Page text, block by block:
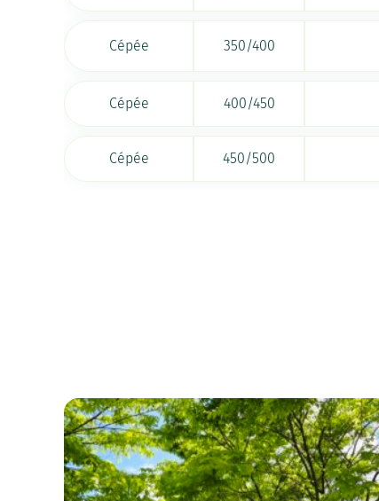
Cépée 350/400
Cépée 400/450
Cépée 450/500